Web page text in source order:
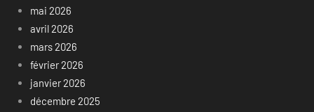
mai 2026
avril 2026
mars 2026
février 2026
janvier 2026
décembre 2025